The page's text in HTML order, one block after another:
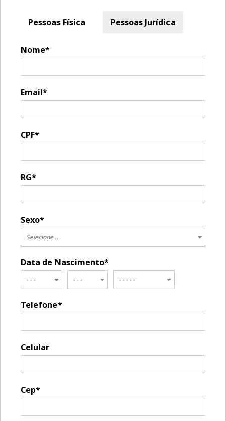
Pessoas Física Pessoas Jurídica
Nome*
Email*
CPF*
RG*
Sexo*
Selecione...
Data de Nascimento*
- - - - - - - - - - -
Telefone*
Celular
Cep*